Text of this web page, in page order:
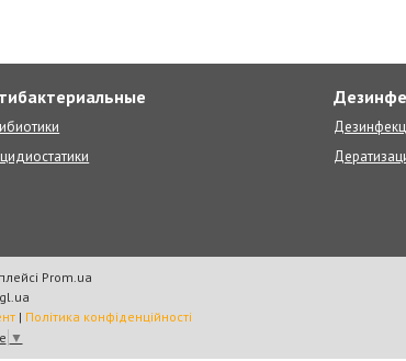
Prom.ua
| Політика конфіденційності
▼